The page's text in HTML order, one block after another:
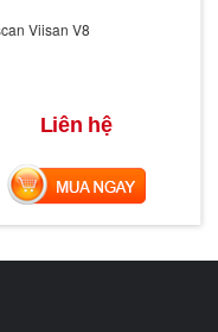
Viisan V8
Liên hệ
MUA NGAY